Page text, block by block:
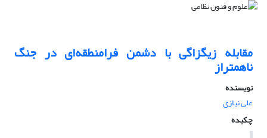
مقابله زیگزاگی با دشمن فرامنطقه‌ای در جنگ
ناهمتراز
نویسنده
علی نیازی
چکیده